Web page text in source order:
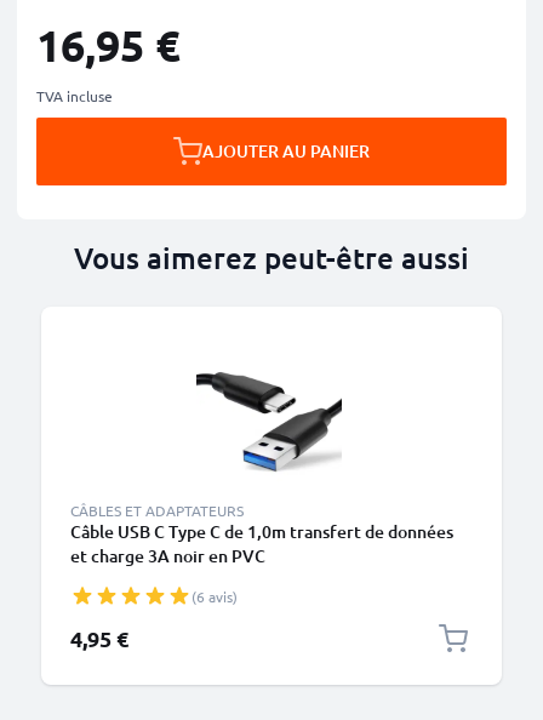
16,95 €
TVA incluse
AJOUTER AU PANIER
Vous aimerez peut-être aussi
CÂBLES ET ADAPTATEURS
Câble USB C Type C de 1,0m transfert de données
et charge 3A noir en PVC
(6 avis)
4,95 €